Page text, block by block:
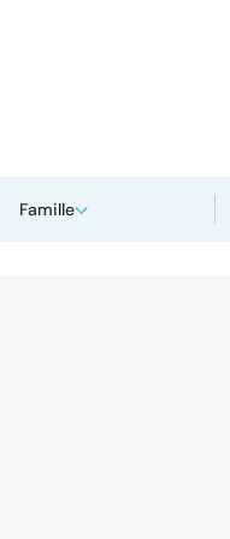
Famille